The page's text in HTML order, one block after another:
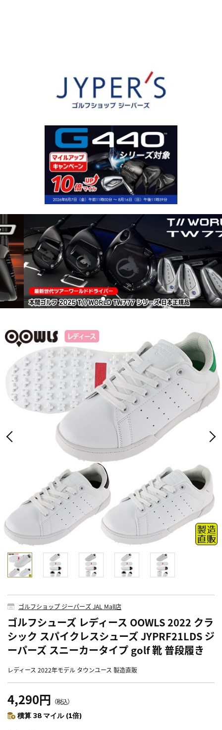
ゴルフショップ ジーパーズ JAL Mall店
ゴルフシューズ レディース OOWLS 2022 クラ
シック スパイクレスシューズ JYPRF21LDS ジ
ーパーズ スニーカータイプ golf 靴 普段履き
レディース 2022年モデル タウンユース 製造直販
4,290円 （税込）
積算 38 マイル (1倍)